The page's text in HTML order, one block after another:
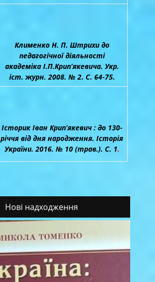
Клименко Н. П. Штрихи до
педагогічної діяльності
академіка І.П.Крип’якевича. Укр.
іст. журн. 2008. № 2. С. 64-75.
Історик Іван Крип’якевич : до 130-
річчя від дня народження. Історія
України. 2016. № 10 (трав.). С. 1.
Нові надходження